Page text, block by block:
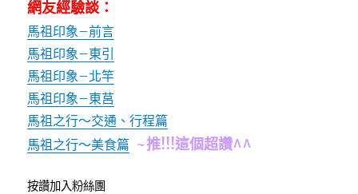
網友經驗談：
馬祖印象–前言
馬祖印象–東引
馬祖印象–北竿
馬祖印象–東莒
馬祖之行～交通、行程篇
馬祖之行～美食篇 ~推!!!這個超讚^^
按讚加入粉絲團